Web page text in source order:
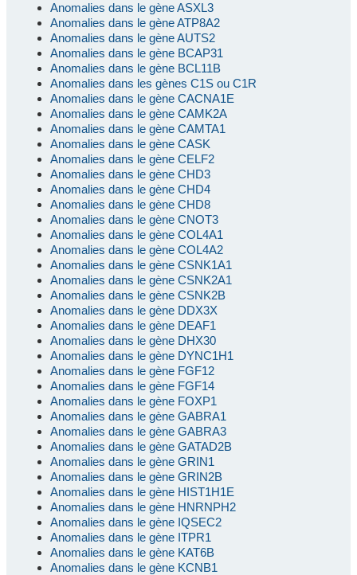
Anomalies dans le gène ASXL3
Anomalies dans le gène ATP8A2
Anomalies dans le gène AUTS2
Anomalies dans le gène BCAP31
Anomalies dans le gène BCL11B
Anomalies dans les gènes C1S ou C1R
Anomalies dans le gène CACNA1E
Anomalies dans le gène CAMK2A
Anomalies dans le gène CAMTA1
Anomalies dans le gène CASK
Anomalies dans le gène CELF2
Anomalies dans le gène CHD3
Anomalies dans le gène CHD4
Anomalies dans le gène CHD8
Anomalies dans le gène CNOT3
Anomalies dans le gène COL4A1
Anomalies dans le gène COL4A2
Anomalies dans le gène CSNK1A1
Anomalies dans le gène CSNK2A1
Anomalies dans le gène CSNK2B
Anomalies dans le gène DDX3X
Anomalies dans le gène DEAF1
Anomalies dans le gène DHX30
Anomalies dans le gène DYNC1H1
Anomalies dans le gène FGF12
Anomalies dans le gène FGF14
Anomalies dans le gène FOXP1
Anomalies dans le gène GABRA1
Anomalies dans le gène GABRA3
Anomalies dans le gène GATAD2B
Anomalies dans le gène GRIN1
Anomalies dans le gène GRIN2B
Anomalies dans le gène HIST1H1E
Anomalies dans le gène HNRNPH2
Anomalies dans le gène IQSEC2
Anomalies dans le gène ITPR1
Anomalies dans le gène KAT6B
Anomalies dans le gène KCNB1